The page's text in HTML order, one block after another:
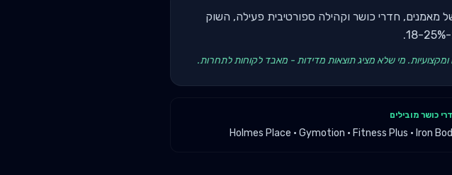
מאמנים, חדרי כושר וקהילה ספורטיבית פעילה, השוק
מי שלא מציג תוצאות מדידות - מאבד לקוחות לתחרות.
כושר מובילים
Holmes Place · Gymotion · Fitness Plus · Iron